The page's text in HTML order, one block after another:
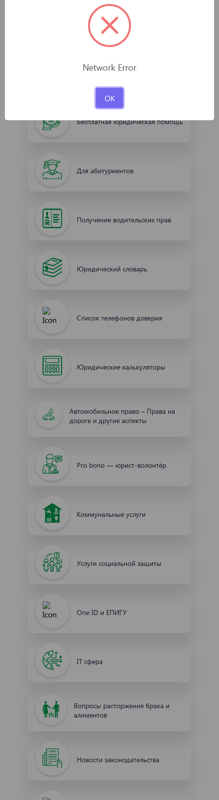
Центры социальных услуг «Инсон»
Услуги адвоката
Бесплатная юридическая помощь
Для абитуриентов
Получение водительских прав
Юридический словарь
Список телефонов доверия
Юридические калькуляторы
Автомобильное право – Права на
дороге и другие аспекты
Pro bono — юрист-волонтёр
Коммунальные услуги
Услуги социальной защиты
One ID и ЕПИГУ
IT сфера
Вопросы расторжения брака и
алиментов
Новости законодательства
Network Error
OK